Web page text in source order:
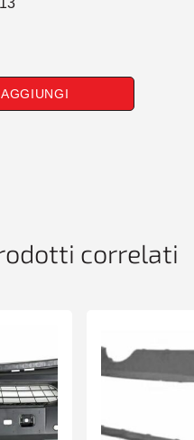
AGGIUNGI
correlati